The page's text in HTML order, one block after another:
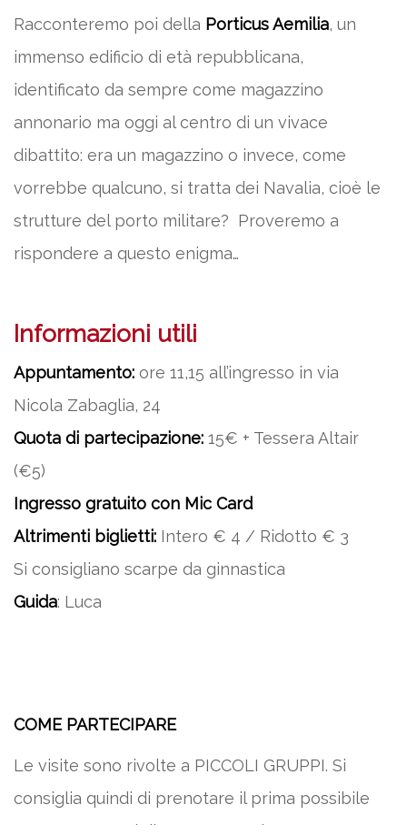
Racconteremo poi della Porticus Aemilia, un
immenso edificio di età repubblicana,
identificato da sempre come magazzino
annonario ma oggi al centro di un vivace
dibattito: era un magazzino o invece, come
vorrebbe qualcuno, si tratta dei Navalia, cioè le
strutture del porto militare? Proveremo a
rispondere a questo enigma…
Informazioni utili
Appuntamento: ore 11,15 all’ingresso in via
Nicola Zabaglia, 24
Quota di partecipazione: 15€ + Tessera Altair
(€5)
Ingresso gratuito con Mic Card
Altrimenti biglietti: Intero € 4 / Ridotto € 3
Si consigliano scarpe da ginnastica
Guida: Luca
COME PARTECIPARE
Le visite sono rivolte a PICCOLI GRUPPI. Si
consiglia quindi di prenotare il prima possibile